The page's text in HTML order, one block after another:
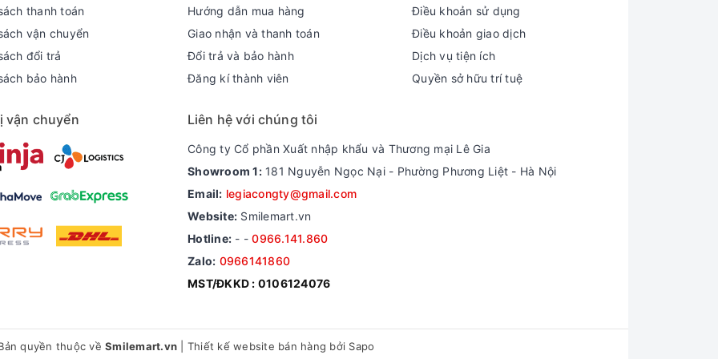
bạn.
quay 3 tốc độ, sải cánh rộng, điều chình chuyển hướng quay bằng động cơ điện.
thiết kế cánh hoàn hảo khi hoạt động giúp quạt hoạt động bền lâu, không tạo ra tiếng ồn khi quạt chạy và còn
giờ
vận hành êm ái và giúp kéo dài tuổi thọ sản phẩm.
văn phòng làm việc...
chóng và hiệu quả.
với cường độ mạnh nhẹ liên tiếp như gió trời phù hợp với từng mục đích sử dụng.
thanh toán
vận chuyển
đổi trả
bảo hành
Hướng dẫn mua hàng
Giao nhận và thanh toán
Đổi trả và bảo hành
Đăng kí thành viên
Điều khoản sử dụng
Điều khoản giao dịch
Dịch vụ tiện ích
Quyền sở hữu trí tuệ
vận chuyển Liên hệ với chúng tôi
Công ty Cổ phần Xuất nhập khẩu và Thương mại Lê Gia
Showroom 1:181 Nguyễn Ngọc Nại - Phường Phương Liệt - Hà Nội
Email: legiacongty@gmail.com
Website: Smilemart.vn
Hotline: - -0966.141.860
Zalo: 0966141860
MST/ĐKKD : 0106124076
quyền thuộc về Smilemart.vn Thiết kế website bán hàng bởi Sapo